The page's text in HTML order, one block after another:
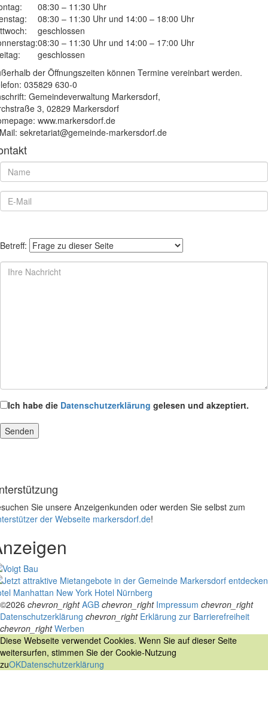
08:30 – 11:30 Uhr
08:30 – 11:30 Uhr und 14:00 – 18:00 Uhr
geschlossen
08:30 – 11:30 Uhr und 14:00 – 17:00 Uhr
geschlossen
der Öffnungszeiten können Termine vereinbart werden.
035829 630-0
Gemeindeverwaltung Markersdorf,
3, 02829 Markersdorf
www.markersdorf.de
sekretariat@gemeinde-markersdorf.de
Betreff:
Ich habe die Datenschutzerklärung gelesen und akzeptiert.
Sie unsere Anzeigenkunden oder werden Sie selbst zum
der Webseite markersdorf.de!
Manhattan New York Hotel Nürnberg
©2026 chevron_right AGB chevron_right Impressum chevron_right
Datenschutzerklärung chevron_right Erklärung zur Barrierefreiheit
chevron_right Werben
Diese Webseite verwendet Cookies. Wenn Sie auf dieser Seite
weitersurfen, stimmen Sie der Cookie-Nutzung
zuOKDatenschutzerklärung